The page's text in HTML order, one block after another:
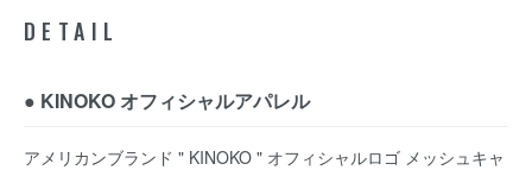
DETAIL
● KINOKO オフィシャルアパレル
アメリカンブランド " KINOKO " オフィシャルロゴ メッシュキャ